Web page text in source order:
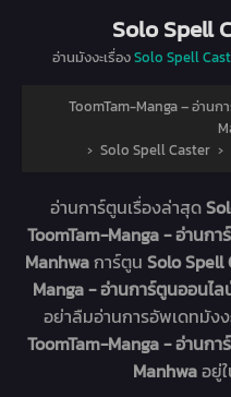
Solo Spell
อ่านมังงะเรื่องSolo Spell
ToomTam-Manga – อ่านก
› Solo Spell Caster ›
อ่านการ์ตูนเรื่องล่าสุด
ToomTam-Manga - อ่านก
Manhwaการ์ตูน Solo Spell
Manga - อ่านการ์ตูนออนไ
อย่าลืมอ่านการอัพเดทมัง
ToomTam-Manga - อ่านก
Manhwaอยู่